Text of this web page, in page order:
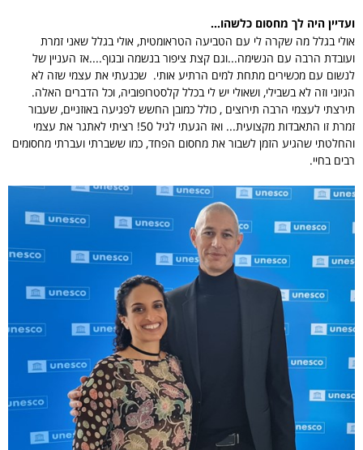
ועדיין היה לך מחסום כלשהו...
אולי בגלל מה שקרה לי עם הטביעה הטראומטית, אולי בגלל שאני זמרת
ועובדת הרבה עם הנשימה...וגם קצת ציפור בנשמה ובגוף....אז העניין של
לנשום עם מכשירים מתחת למים הרתיע אותי. שכנעתי את עצמי שזה לא
הגיוני וזה לא בשבילי, ושאולי יש לי בכלל קלסטרופוביה, וכל הדברים האלה.
תירצתי לעצמי הרבה תירוצים , כולל כמובן החשש לפגיעה באוזניים, שעבור
זמרת זו התאבדות מקצועית... ואז הגעתי לגיל 50! רציתי לאתגר את עצמי
והחלטתי שהגיע הזמן לשבור את מחסום הפחד, כמו ששברתי ועברתי מחסומים
רבים בחיי.